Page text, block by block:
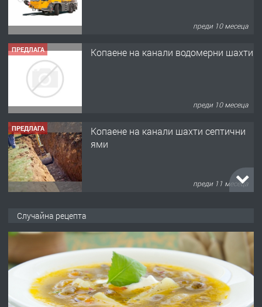
преди 10 месеца
ПРЕДЛАГА Копаене на канали водомерни шахти
преди 10 месеца
ПРЕДЛАГА
Копаене на канали шахти септични
ями
преди 11 месеца
преди 11 месеца
ПРЕДЛАГА Онлайн магазин за всички!
Случайна рецепта